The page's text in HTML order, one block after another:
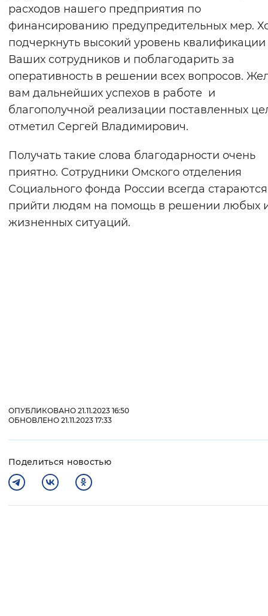
расходов нашего предприятия по
финансированию предупредительных мер.
подчеркнуть высокий уровень квалификации
Ваших сотрудников и поблагодарить за
оперативность в решении всех вопросов.
вам дальнейших успехов в работе и
благополучной реализации поставленных
отметил Сергей Владимирович.
Получать такие слова благодарности очень
приятно. Сотрудники Омского отделения
Социального фонда России всегда стараются
прийти людям на помощь в решении любых
жизненных ситуаций.
ОПУБЛИКОВАНО 21.11.2023 16:50
ОБНОВЛЕНО 21.11.2023 17:33
Поделиться новостью